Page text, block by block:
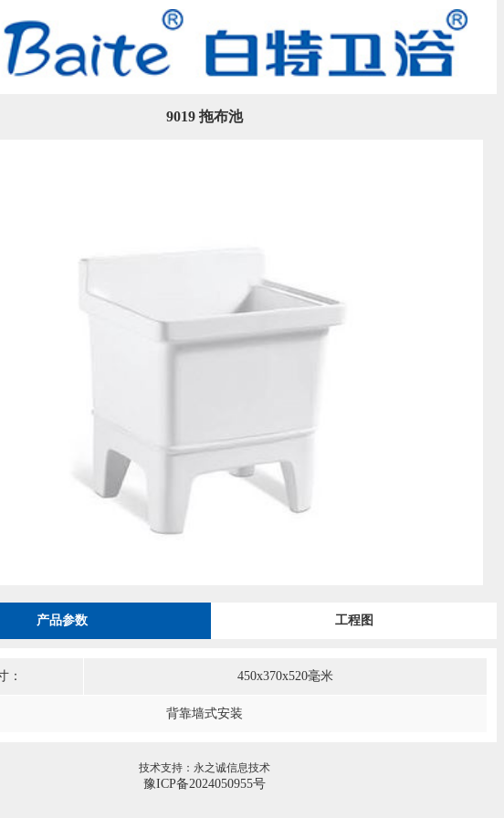
9019 拖布池
产品参数 工程图
： 450x370x520毫米
背靠墙式安装
技术支持：永之诚信息技术
豫ICP备2024050955号